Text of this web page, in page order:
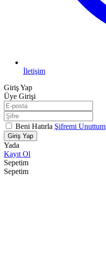
İletişim
Giriş Yap
Üye Girişi
Beni Hatırla Şifremi Unuttum
Giriş Yap
Yada
Kayıt Ol
Sepetim
Sepetim